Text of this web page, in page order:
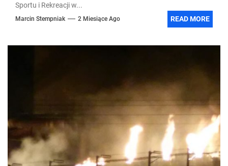
Sportu i Rekreacji w...
Marcin Stempniak 2 Miesiące Ago READ MORE